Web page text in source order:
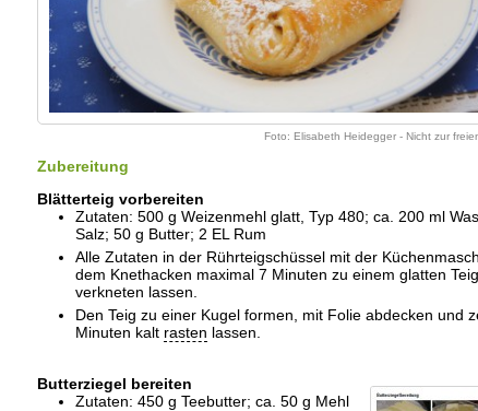
Foto: Elisabeth Heidegger - Nicht zur
Zubereitung
Blätterteig vorbereiten
Zutaten: 500 g Weizenmehl glatt, Typ 480; ca. 200 ml
Salz; 50 g Butter; 2 EL Rum
Alle Zutaten in der Rührteigschüssel mit der
dem Knethacken maximal 7 Minuten zu einem glatten Teig
verkneten lassen.
Den Teig zu einer Kugel formen, mit Folie abdecken und
Minuten kalt rasten lassen.
Butterziegel bereiten
Zutaten: 450 g Teebutter; ca. 50 g Mehl